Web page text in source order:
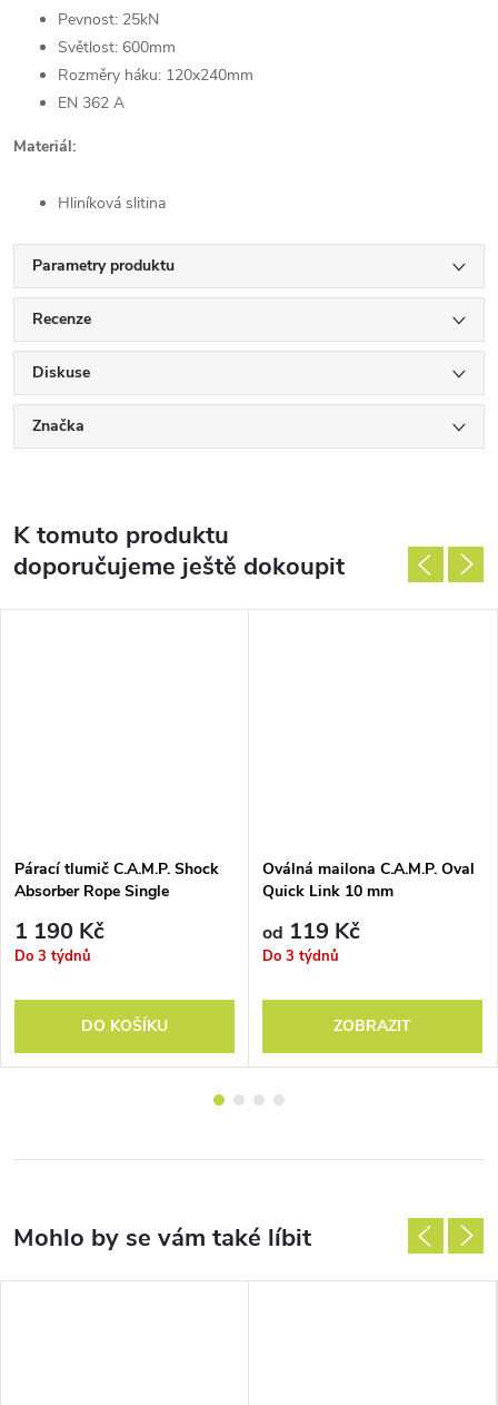
Pevnost: 25kN
Světlost: 600mm
Rozměry háku: 120x240mm
EN 362 A
Materiál:
Hliníková slitina
Parametry produktu
Recenze
Diskuse
Značka
K tomuto produktu
doporučujeme ještě dokoupit
Párací tlumič C.A.M.P. Shock
Absorber Rope Single
1 190 Kč
Do 3 týdnů
DO KOŠÍKU
Oválná mailona C.A.M.P. Oval
Quick Link 10 mm
od 119 Kč
Do 3 týdnů
ZOBRAZIT